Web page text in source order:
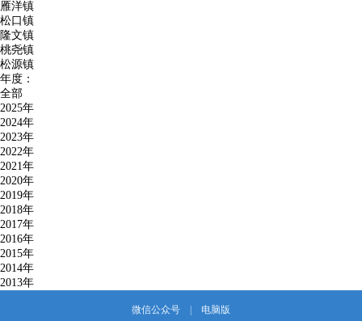
雁洋镇
松口镇
隆文镇
桃尧镇
松源镇
年度：
全部
2025年
2024年
2023年
2022年
2021年
2020年
2019年
2018年
2017年
2016年
2015年
2014年
2013年
微信公众号 电脑版